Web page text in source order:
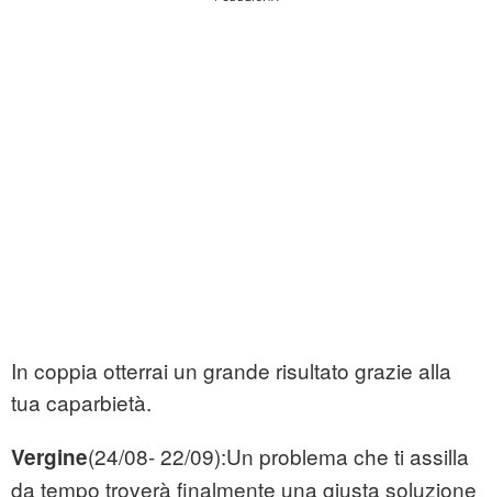
In coppia otterrai un grande risultato grazie alla
tua caparbietà.
Vergine(24/08- 22/09):Un problema che ti assilla
da tempo troverà finalmente una giusta soluzione